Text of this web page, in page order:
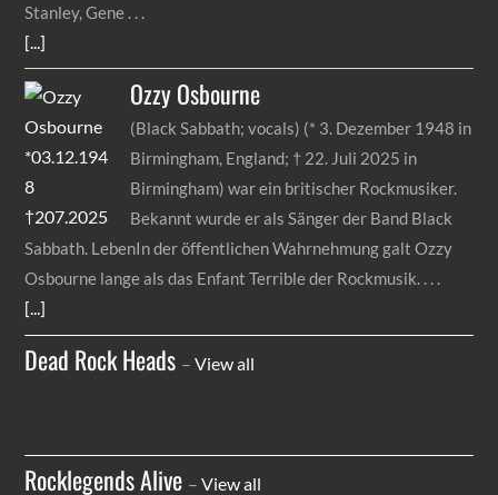
Stanley, Gene
[...]
OzzyOsbourne
(Black Sabbath; vocals) (* 3. Dezember 1948 in
Birmingham, England; † 22. Juli 2025 in
Birmingham) war ein britischer Rockmusiker.
Bekannt wurde er als Sänger der Band Black
Sabbath. LebenIn der öffentlichen Wahrnehmung galt Ozzy
Osbourne lange als das Enfant Terrible der Rockmusik.
[...]
Dead Rock Heads –View all
Rocklegends Alive –View all